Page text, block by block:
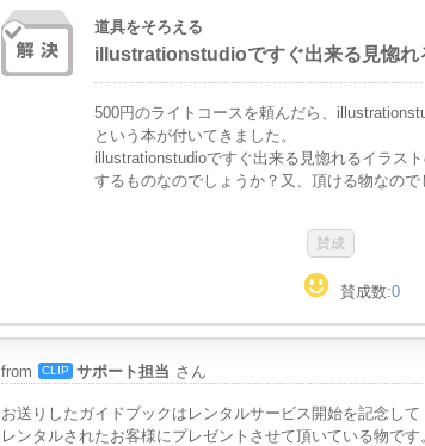
道具をそろえる
illustrationstudioですぐ出来る見惚れ
500円のライトコースを頼んだら、
という本が付いてきました。
illustrationstudioですぐ出来る見惚れるイラス
するものなのでしょうか？又、頂ける物なので
賛成数:0
from CLIP サポート担当 さん
お送りしたガイドブックはレンタルサービス開始を記念して
レンタルされたお客様にプレゼントさせて頂いている物です